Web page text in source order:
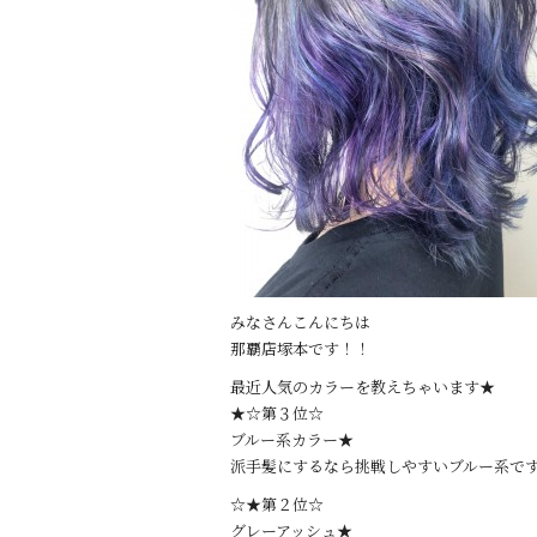
みなさんこんにちは
那覇店塚本です！！
最近人気のカラーを教えちゃいます★
★☆第３位☆
ブルー系カラー★
派手髪にするなら挑戦しやすいブルー系で
☆★第２位☆
グレーアッシュ★